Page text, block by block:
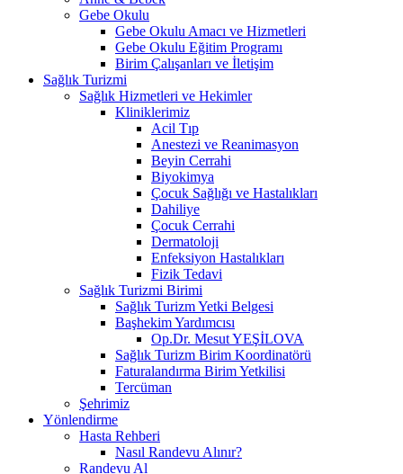
Gebe Okulu
Gebe Okulu Amacı ve Hizmetleri
Gebe Okulu Eğitim Programı
Birim Çalışanları ve İletişim
Sağlık Turizmi
Sağlık Hizmetleri ve Hekimler
Kliniklerimiz
Acil Tıp
Anestezi ve Reanimasyon
Beyin Cerrahi
Biyokimya
Çocuk Sağlığı ve Hastalıkları
Dahiliye
Çocuk Cerrahi
Dermatoloji
Enfeksiyon Hastalıkları
Fizik Tedavi
Sağlık Turizmi Birimi
Sağlık Turizm Yetki Belgesi
Başhekim Yardımcısı
Op.Dr. Mesut YEŞİLOVA
Sağlık Turizm Birim Koordinatörü
Faturalandırma Birim Yetkilisi
Tercüman
Şehrimiz
Yönlendirme
Hasta Rehberi
Nasıl Randevu Alınır?
Randevu Al